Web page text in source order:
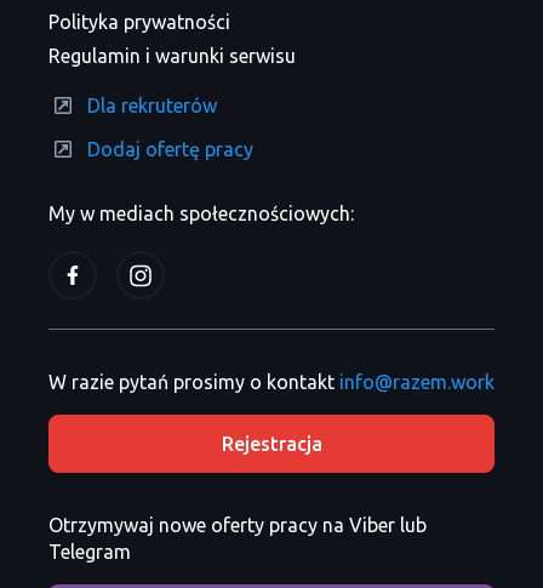
My w mediach społecznościowych:
Polityka prywatności
Regulamin i warunki serwisu
Dla rekruterów
Dodaj ofertę pracy
W razie pytań prosimy o kontakt info@razem.work
Rejestracja
Otrzymywaj nowe oferty pracy na Viber lub
Telegram